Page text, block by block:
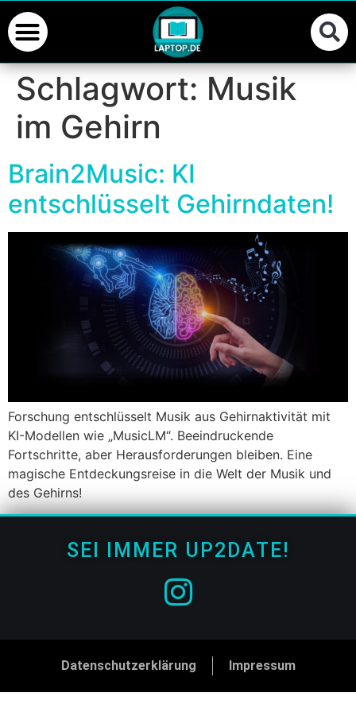
Schlagwort: Musik
im Gehirn
Brain2Music: KI
entschlüsselt Gehirndaten!
Forschung entschlüsselt Musik aus Gehirnaktivität mit
KI-Modellen wie „MusicLM“. Beeindruckende
Fortschritte, aber Herausforderungen bleiben. Eine
magische Entdeckungsreise in die Welt der Musik und
des Gehirns!
SEI IMMER UP2DATE!
Datenschutzerklärung Impressum